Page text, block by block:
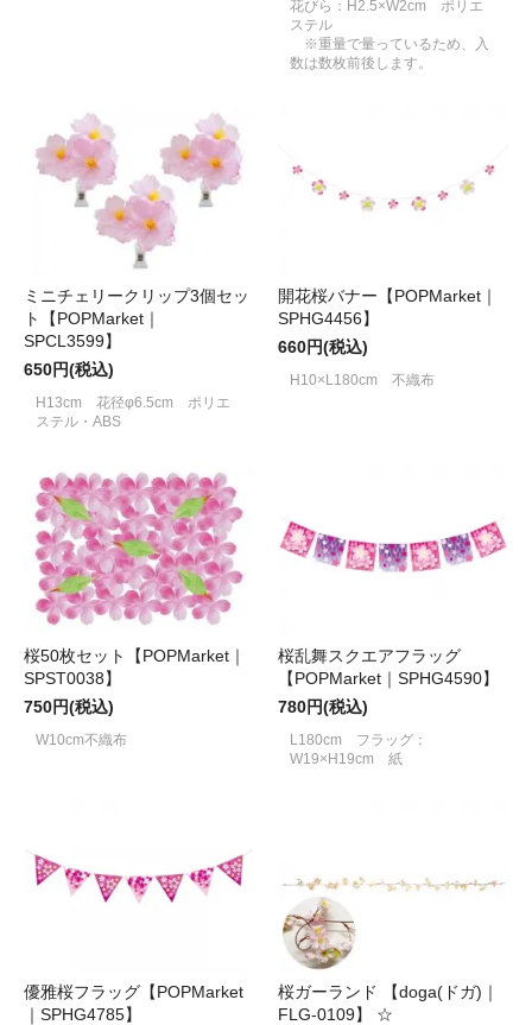
花びら：H2.5×W2cm ポリエ
ステル
※重量で量っているため、入
数は数枚前後します。
ミニチェリークリップ3個セッ
ト【POPMarket｜
SPCL3599】
650円(税込)
H13cm 花径φ6.5cm ポリエ
ステル・ABS
開花桜バナー【POPMarket｜
SPHG4456】
660円(税込)
H10×L180cm 不織布
桜50枚セット【POPMarket｜
SPST0038】
750円(税込)
W10cm不織布
桜乱舞スクエアフラッグ
【POPMarket｜SPHG4590】
780円(税込)
L180cm フラッグ：
W19×H19cm 紙
優雅桜フラッグ【POPMarket
｜SPHG4785】
桜ガーランド 【doga(ドガ)｜
FLG-0109】 ☆